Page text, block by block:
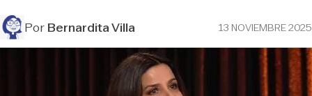
PorBernardita Villa 13 NOVIEMBRE 2025